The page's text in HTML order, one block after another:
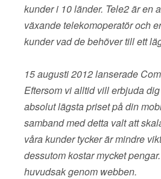
kunder i 10 länder. Tele2 är en
växande telekomoperatör och
kunder vad de behöver till ett
15 augusti 2012 lanserade
Eftersom vi alltid vill erbjuda
absolut lägsta priset på din
samband med detta valt att
våra kunder tycker är mindre
dessutom kostar mycket
huvudsak genom webben.